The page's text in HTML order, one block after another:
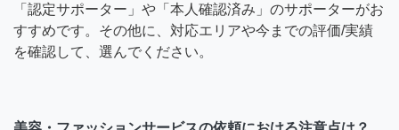
「認定サポーター」や「本人確認済み」のサポーターがお
すすめです。その他に、対応エリアや今までの評価/実績
を確認して、選んでください。